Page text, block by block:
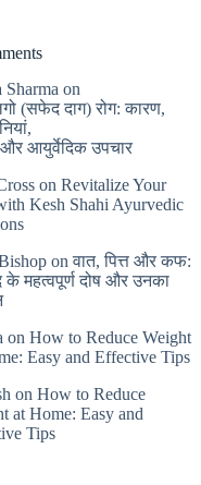
Sharma on
(सफेद दाग) रोग: कारण,
आयुर्वेदिक उपचार
onRevitalize Your
Kesh Shahi Ayurvedic
onवात, पित्त और कफ:
के महत्वपूर्ण दोष और उनका
onHow to Reduce Weight
Easy and Effective Tips
onHow to Reduce
at Home: Easy and
Tips